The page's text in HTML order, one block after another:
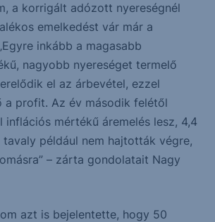
a korrigált adózott nyereségnél
emelkedést vár már a
inkább a magasabb
nagyobb nyereséget termelő
el az árbevétel, ezzel
a profit. Az év második felétől
inflációs mértékű áremelés lesz, 4,4
tavaly például nem hajtották végre,
– zárta gondolatait Nagy
azt is bejelentette, hogy 50